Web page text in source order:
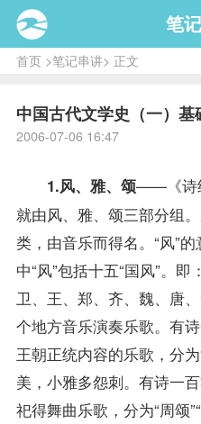
笔
首页>笔记串讲> 正文
中国古代文学史（一）
2006-07-06 16:47
1.风、雅、颂——《诗
就由风、雅、颂三部分组
类，由音乐而得名。“风”的
中“风”包括十五“国风”。即
卫、王、郑、齐、魏、唐
个地方音乐演奏乐歌。有
王朝正统内容的乐歌，分
美，小雅多怨刺。有诗一
祀得舞曲乐歌，分为“周颂